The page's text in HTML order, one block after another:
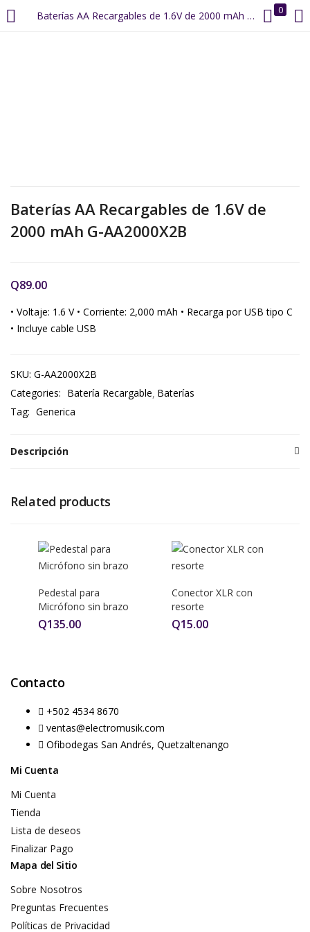
Baterías AA Recargables de 1.6V de 2000 mAh G-AA2000X2B 0
LOGIN REGISTER
Login
Baterías AA Recargables de 1.6V de
2000 mAh G-AA2000X2B
Q89.00
• Voltaje: 1.6 V • Corriente: 2,000 mAh • Recarga por USB tipo C
• Incluye cable USB
SKU: G-AA2000X2B
Categories: Batería Recargable Baterías
Tag: Generica
Descripción
Related products
Pedestal para
Micrófono sin brazo
Q135.00
Conector XLR con
resorte
Q15.00
Contacto
+502 4534 8670
ventas@electromusik.com
Ofibodegas San Andrés, Quetzaltenango
Mi Cuenta
Mi Cuenta
Tienda
Lista de deseos
Finalizar Pago
Mapa del Sitio
Sobre Nosotros
Preguntas Frecuentes
Políticas de Privacidad